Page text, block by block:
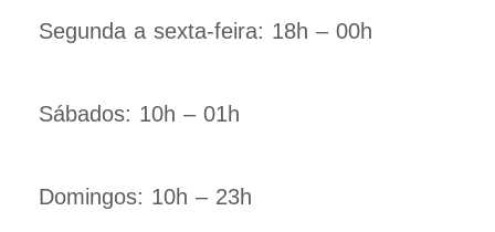
Segunda a sexta-feira: 18h – 00h
Sábados: 10h – 01h
Domingos: 10h – 23h